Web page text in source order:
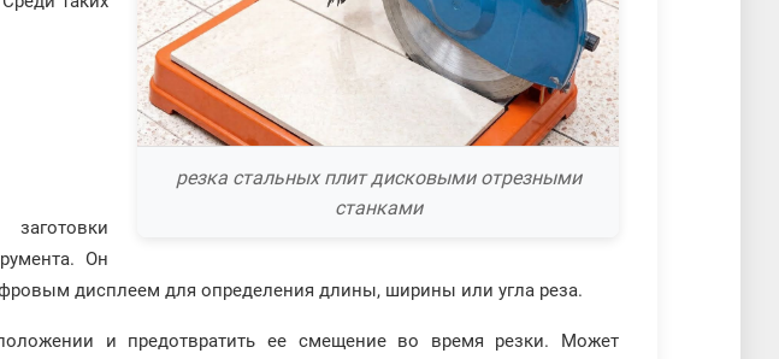
резка стальных плит дисковыми отрезными
станками
Он
дисплеем для определения длины, ширины или угла реза.
и предотвратить ее смещение во время резки. Может